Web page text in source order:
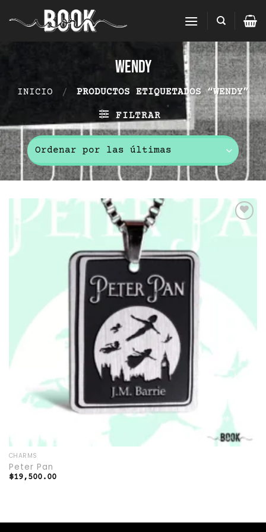
al
wendy
INICIO / PRODUCTOS ETIQUETADOS “WENDY”
FILTRAR
Add to
wishlist
CHARMS
Peter Pan
$19,500.00